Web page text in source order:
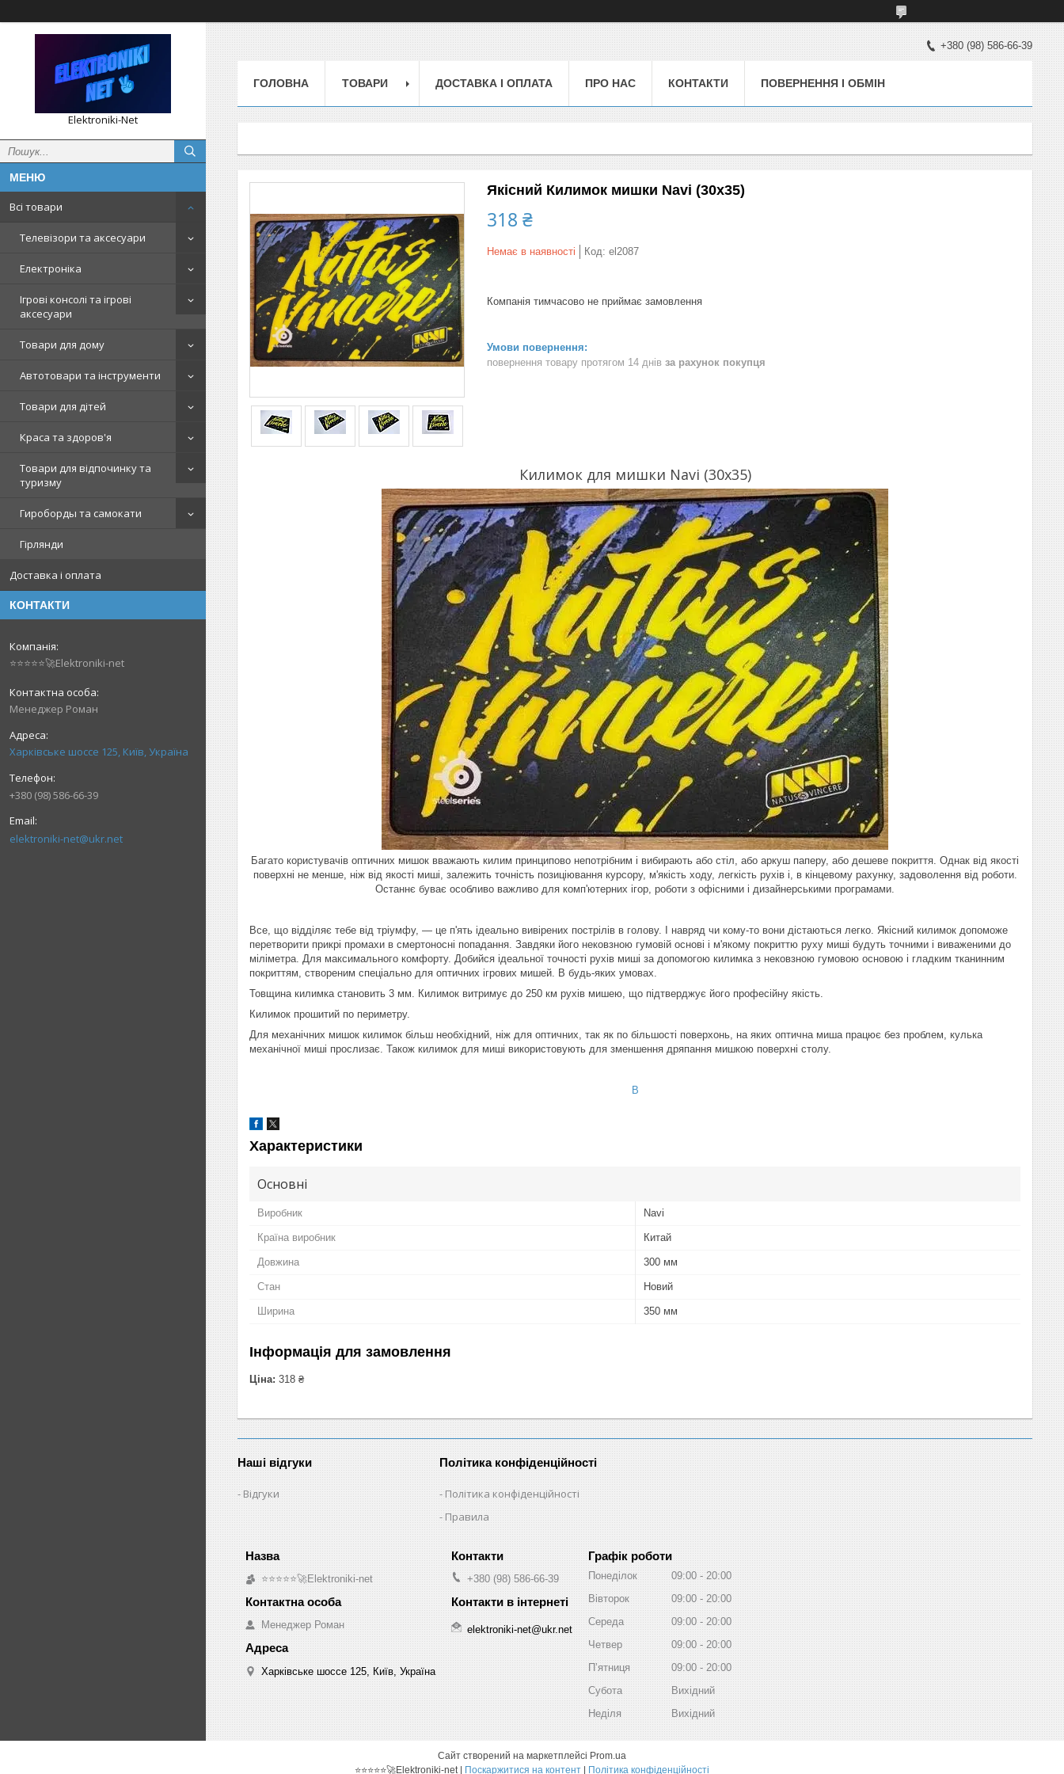
Elektroniki-Net
Всі товари
Телевізори та аксесуари
Електроніка
Ігрові консолі та ігрові
аксесуари
Товари для дому
Автотовари та інструменти
Товари для дітей
Краса та здоров'я
Товари для відпочинку та
туризму
Гироборды та самокати
Гірлянди
Доставка і оплата
КОНТАКТИ
⭐⭐⭐⭐⭐🚀Elektroniki-net
Менеджер Роман
Харківське шоссе 125, Київ, Україна
+380 (98) 586-66-39
elektroniki-net@ukr.net
+380 (98) 586-66-39
ГОЛОВНА ТОВАРИ ДОСТАВКА І ОПЛАТА ПРО НАС КОНТАКТИ ПОВЕРНЕННЯ І ОБМІН
Якісний Килимок мишки Navi (30x35)
318 ₴
Немає в наявності Код: el2087
Компанія тимчасово не приймає замовлення
повернення товару протягом 14 днів за рахунок покупця
Килимок для мишки Navi (30x35)
Багато користувачів оптичних мишок вважають килим принципово непотрібним і вибирають або стіл, або аркуш паперу, або дешеве покриття. Однак від якості
поверхні не менше, ніж від якості миші, залежить точність позиціювання курсору, м'якість ходу, легкість рухів і, в кінцевому рахунку, задоволення від роботи.
Останнє буває особливо важливо для комп'ютерних ігор, роботи з офісними і дизайнерськими програмами.
Все, що відділяє тебе від тріумфу, — це п'ять ідеально вивірених пострілів в голову. І навряд чи кому-то вони дістаються легко. Якісний килимок допоможе
перетворити прикрі промахи в смертоносні попадання. Завдяки його нековзною гумовій основі і м'якому покриттю руху миші будуть точними і виваженими до
міліметра. Для максимального комфорту. Добийся ідеальної точності рухів миші за допомогою килимка з нековзною гумовою основою і гладким тканинним
покриттям, створеним спеціально для оптичних ігрових мишей. В будь-яких умовах.
Товщина килимка становить 3 мм. Килимок витримує до 250 км рухів мишею, що підтверджує його професійну якість.
Килимок прошитий по периметру.
Для механічних мишок килимок більш необхідний, ніж для оптичних, так як по більшості поверхонь, на яких оптична миша працює без проблем, кулька
механічної миші прослизає. Також килимок для миші використовують для зменшення дряпання мишкою поверхні столу.
B
Характеристики
Основні
Виробник Navi
Країна виробник Китай
Довжина 300 мм
Стан Новий
Ширина 350 мм
Інформація для замовлення
Ціна: 318 ₴
Наші відгуки
Відгуки
Політика конфіденційності
Політика конфіденційності
Правила
⭐⭐⭐⭐⭐🚀Elektroniki-net
Менеджер Роман
Харківське шоссе 125, Київ, Україна
+380 (98) 586-66-39
elektroniki-net@ukr.net
Графік роботи
Понеділок 09:00
20:00
Вівторок
09:00
20:00
Середа
09:00
20:00
Четвер
09:00
20:00
Пʼятниця
09:00
20:00
Субота
Вихідний
Неділя
Вихідний
Сайт створений на маркетплейсі Prom.ua
Поскаржитися на контент Політика конфіденційності